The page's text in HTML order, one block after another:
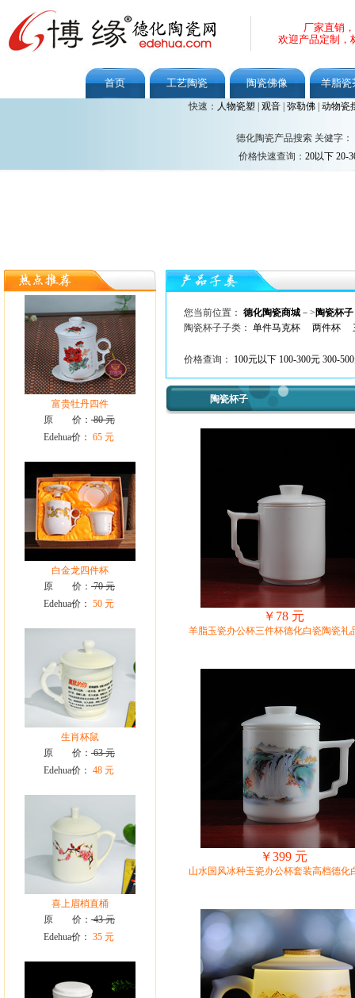
厂家直销
欢迎产品定制，
首页 工艺陶瓷 陶瓷佛像 羊脂瓷
快速： 人物瓷塑 观音| 弥勒佛| 动物瓷
德化陶瓷产品搜索 关健字：
价格快速查询： 20以下 20-
富贵牡丹四件
原 价： 80 元
Edehua价： 65 元
白金龙四件杯
原 价： 70 元
Edehua价： 50 元
生肖杯鼠
原 价： 63 元
Edehua价： 48 元
喜上眉梢直桶
原 价： 43 元
Edehua价： 35 元
您当前位置： 德化陶瓷商城－> 陶瓷杯子
陶瓷杯子子类： 单件马克杯 两件杯
价格查询： 100元以下 100-300元 300-
陶瓷杯子
￥78 元
羊脂玉瓷办公杯三件杯德化白瓷陶瓷礼
￥399 元
山水国风冰种玉瓷办公杯套装高档德化